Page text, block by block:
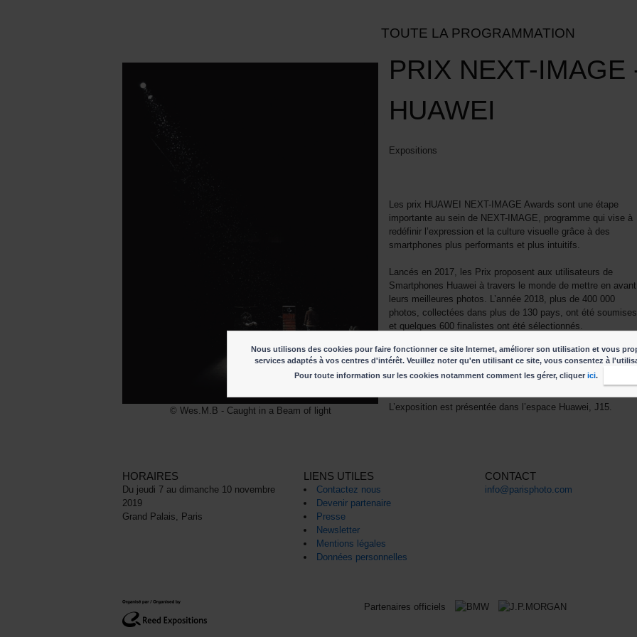
TOUTE LA PROGRAMMATION
© Wes.M.B - Caught in a Beam of light
PRIX NEXT-IMAGE
HUAWEI
Expositions
Les prix HUAWEI NEXT-IMAGE Awards sont une étape
importante au sein de NEXT-IMAGE, programme qui vise à
redéfinir l’expression et la culture visuelle grâce à des
smartphones plus performants et plus intuitifs.
Lancés en 2017, les Prix proposent aux utilisateurs de
Smartphones Huawei à travers le monde de mettre en avant
leurs meilleures photos. L’année 2018, plus de 400 000
photos, collectées dans plus de 130 pays, ont été soumises
et quelques 600 finalistes ont été sélectionnés.
L’édition 2018 des prix HUAWEI NEXT-IMAGE Awards est
composé de six catégories : Good Night, Faces, Hello,
Check-In, Timeline and Storyboard.
L’exposition est présentée dans l’espace Huawei, J15.
HORAIRES
Du jeudi 7 au dimanche 10 novembre
2019
Grand Palais, Paris
LIENS UTILES
Contactez nous
Devenir partenaire
Presse
Newsletter
Mentions légales
Données personnelles
CONTACT
info@parisphoto.com
Partenaires officiels
Nous utilisons des cookies pour faire fonctionner ce site Internet, améliorer son utilisation et vous
services adaptés à vos centres d'intérêt. Veuillez noter qu'en utilisant ce site, vous consentez à
Pour toute information sur les cookies notamment comment les gérer, cliquer ici.